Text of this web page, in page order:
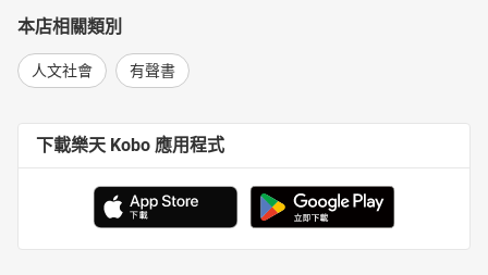
本店相關類別
人文社會 有聲書
下載樂天 Kobo 應用程式